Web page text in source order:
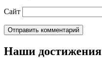
Сайт
Наши достижения